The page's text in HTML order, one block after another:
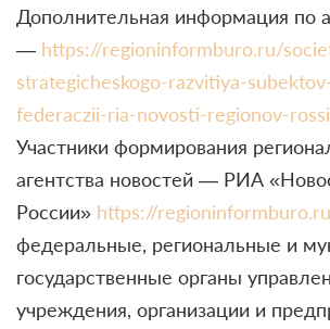
Дополнительная информация по
— https://regioninformburo.ru/
strategicheskogo-razvitiya-
federaczii-ria-novosti-regionov-
Участники формирования
агентства новостей — РИА
России» https://
федеральные, региональные и
государственные органы
учреждения, организации и